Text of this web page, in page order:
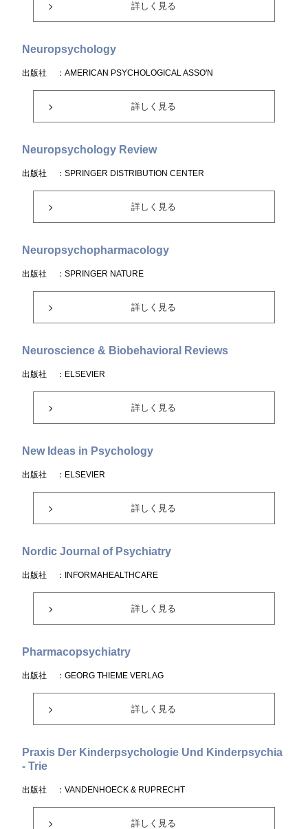
詳しく見る
Neuropsychology
出版社 ：AMERICAN PSYCHOLOGICAL ASSO'N
詳しく見る
Neuropsychology Review
出版社 ：SPRINGER DISTRIBUTION CENTER
詳しく見る
Neuropsychopharmacology
出版社 ：SPRINGER NATURE
詳しく見る
Neuroscience & Biobehavioral Reviews
出版社 ：ELSEVIER
詳しく見る
New Ideas in Psychology
出版社 ：ELSEVIER
詳しく見る
Nordic Journal of Psychiatry
出版社 ：INFORMAHEALTHCARE
詳しく見る
Pharmacopsychiatry
出版社 ：GEORG THIEME VERLAG
詳しく見る
Praxis Der Kinderpsychologie Und Kinderpsychia
- Trie
出版社 ：VANDENHOECK & RUPRECHT
詳しく見る